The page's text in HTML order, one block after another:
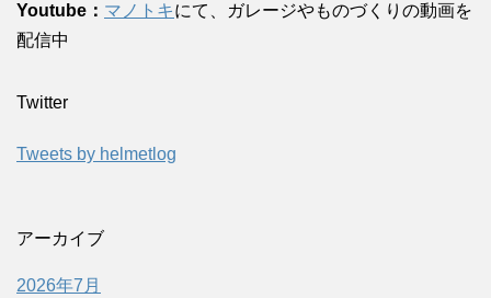
Youtube： マノトキにて、ガレージやものづくりの動画を
配信中
Twitter
Tweets by helmetlog
アーカイブ
2026年7月